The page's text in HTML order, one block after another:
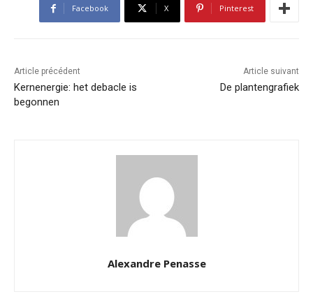
Facebook X Pinterest
Article précédent
Kernenergie: het debacle is
begonnen
Article suivant
De plantengrafiek
Alexandre Penasse